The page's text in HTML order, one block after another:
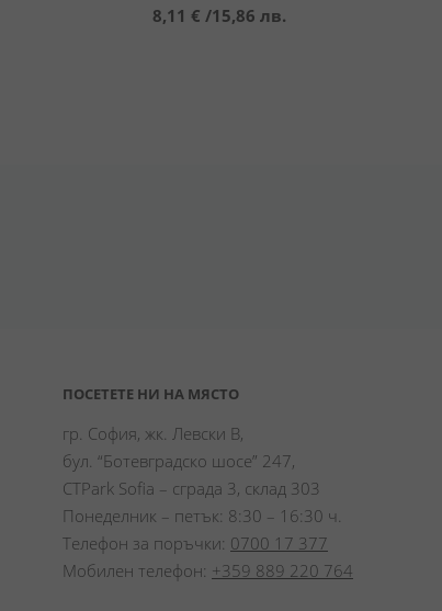
8,11 € /15,86 лв.
ПОСЕТЕТЕ НИ НА МЯСТО
гр. София, жк. Левски В,
бул. “Ботевградско шосе” 247,
CTPark Sofia – сграда 3, склад 303
Понеделник – петък: 8:30 – 16:30 ч.
Телефон за поръчки: 0700 17 377
Мобилен телефон: +359 889 220 764